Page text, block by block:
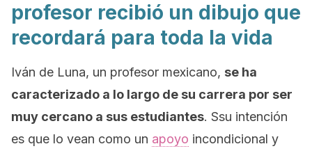
profesor recibió un dibujo que
recordará para toda la vida
Iván de Luna, un profesor mexicano, se ha
caracterizado a lo largo de su carrera por ser
muy cercano a sus estudiantes. Ssu intención
es que lo vean como un apoyo incondicional y